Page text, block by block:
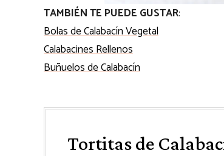
TAMBIÉN TE PUEDE GUSTAR:
Bolas de Calabacín Vegetal
Calabacines Rellenos
Buñuelos de Calabacín
Tortitas de